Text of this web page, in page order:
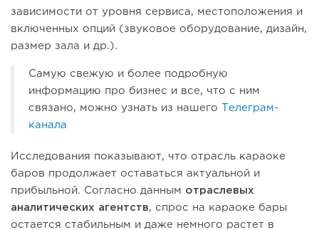
зависимости от уровня сервиса, местоположения и
включенных опций (звуковое оборудование, дизайн,
размер зала и др.).
Самую свежую и более подробную
информацию про бизнес и все, что с ним
связано, можно узнать из нашего
Телеграм-
канала
Исследования показывают, что отрасль караоке
баров продолжает оставаться актуальной и
прибыльной. Согласно данным отраслевых
аналитических агентств, спрос на караоке бары
остается стабильным и даже немного растет в